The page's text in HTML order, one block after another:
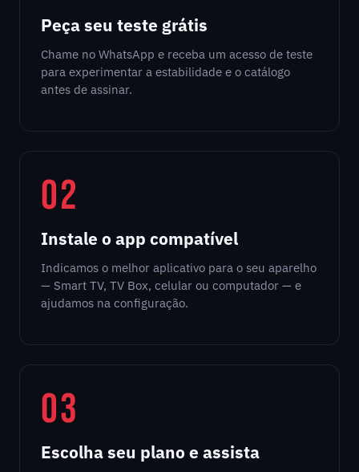
Peça seu teste grátis
Chame no WhatsApp e receba um acesso de teste
para experimentar a estabilidade e o catálogo
antes de assinar.
02
Instale o app compatível
Indicamos o melhor aplicativo para o seu aparelho
— Smart TV, TV Box, celular ou computador — e
ajudamos na configuração.
03
Escolha seu plano e assista